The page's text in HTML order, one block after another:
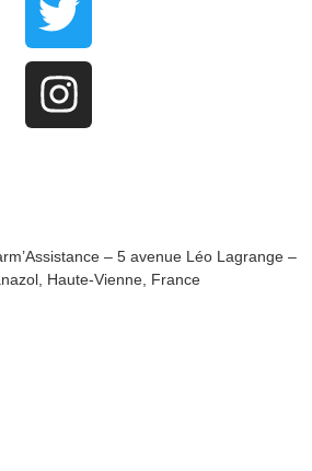
– 5 avenue Léo Lagrange –
Haute-Vienne, France